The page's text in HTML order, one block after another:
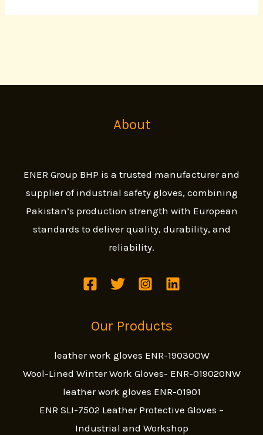
About
ENER Group BHP is a trusted manufacturer and
supplier of industrial safety gloves, combining
Pakistan’s production strength with European
standards to deliver quality, durability, and
reliability.
Our Products
leather work gloves ENR-19030OW
Wool-Lined Winter Work Gloves- ENR-019020NW
leather work gloves ENR-01901
ENR SLI-7502 Leather Protective Gloves –
Industrial and Workshop